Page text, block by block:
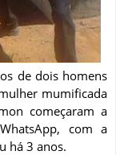
de dois homens
mumificada
começaram a
com a
há 3 anos.